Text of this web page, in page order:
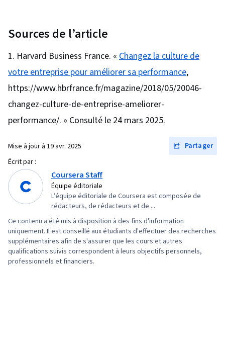
Sources de l’article
Harvard Business France. « Changez la culture de
votre entreprise pour améliorer sa performance,
https://www.hbrfrance.fr/magazine/2018/05/20046-
changez-culture-de-entreprise-ameliorer-
performance/. » Consulté le 24 mars 2025.
Mise à jour à 19 avr. 2025
Partager
Écrit par :
Coursera Staff
Équipe éditoriale
L’équipe éditoriale de Coursera est composée de
rédacteurs, de rédacteurs et de ...
Ce contenu a été mis à disposition à des fins d'information
uniquement. Il est conseillé aux étudiants d'effectuer des recherches
supplémentaires afin de s'assurer que les cours et autres
qualifications suivis correspondent à leurs objectifs personnels,
professionnels et financiers.